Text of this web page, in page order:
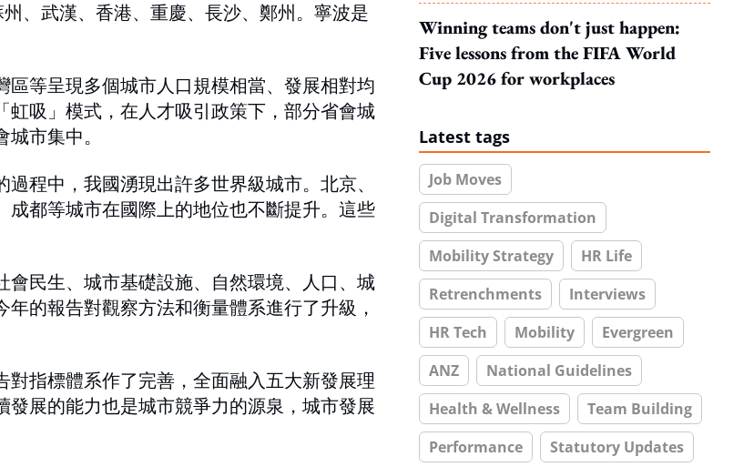
、武漢、香港、重慶、長沙、鄭州。寧波是
等呈現多個城市人口規模相當、發展相對均
吸」模式，在人才吸引政策下，部分省會城
市集中。
程中，我國湧現出許多世界級城市。北京、
都等城市在國際上的地位也不斷提升。這些
民生、城市基礎設施、自然環境、人口、城
的報告對觀察方法和衡量體系進行了升級，
指標體系作了完善，全面融入五大新發展理
展的能力也是城市競爭力的源泉，城市發展
Winning teams don't just happen:
Five lessons from the FIFA World
Cup 2026 for workplaces
Latest tags
Job Moves
Digital Transformation
Mobility Strategy
HR Life
Retrenchments
Interviews
HR Tech
Mobility
Evergreen
ANZ
National Guidelines
Health & Wellness
Team Building
Performance
Statutory Updates